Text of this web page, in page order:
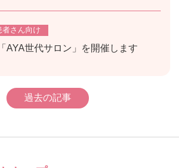
者さん向け
AYA世代サロン」を開催します
過去の記事